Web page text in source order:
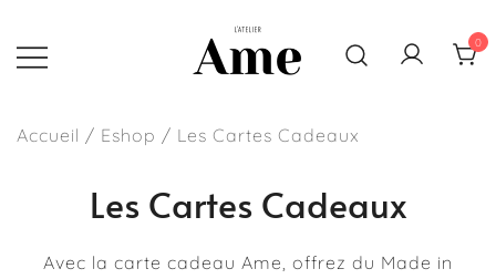
content
faits main en France
0
Accueil / Eshop / Les Cartes Cadeaux
Les Cartes Cadeaux
Avec la carte cadeau Ame, offrez du Made in